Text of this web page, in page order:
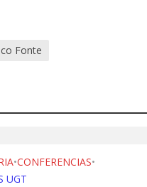
Fonte
•CONFERENCIAS•
UGT